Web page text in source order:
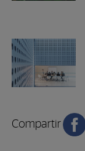
Compartir en